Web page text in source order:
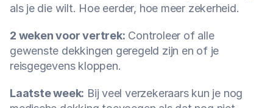
als je die wilt. Hoe eerder, hoe meer zekerheid.
2 weken voor vertrek: Controleer of alle
gewenste dekkingen geregeld zijn en of je
reisgegevens kloppen.
Laatste week: Bij veel verzekeraars kun je nog